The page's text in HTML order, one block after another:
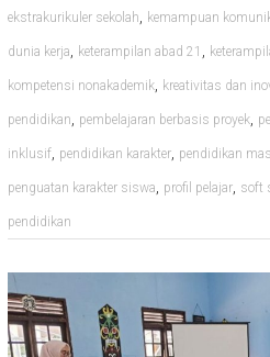
ekstrakurikuler sekolah, kemampuan
dunia kerja, keterampilan abad 21 ,
kompetensi nonakademik, kreativitas dan
pendidikan, pembelajaran berbasis proyek,
inklusif, pendidikan karakter, pendidikan
penguatan karakter siswa, profil pelajar, soft
pendidikan